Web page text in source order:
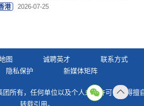
港 2026-07-25
图 诚聘英才
联系方式
隐私保护 新媒体矩阵
所有，任何单位以及个人未经许可，不得擅
转载引用。